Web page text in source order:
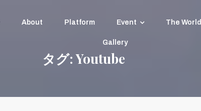
ぼう
About Platform Event The World
Gallery
タグ:Youtube